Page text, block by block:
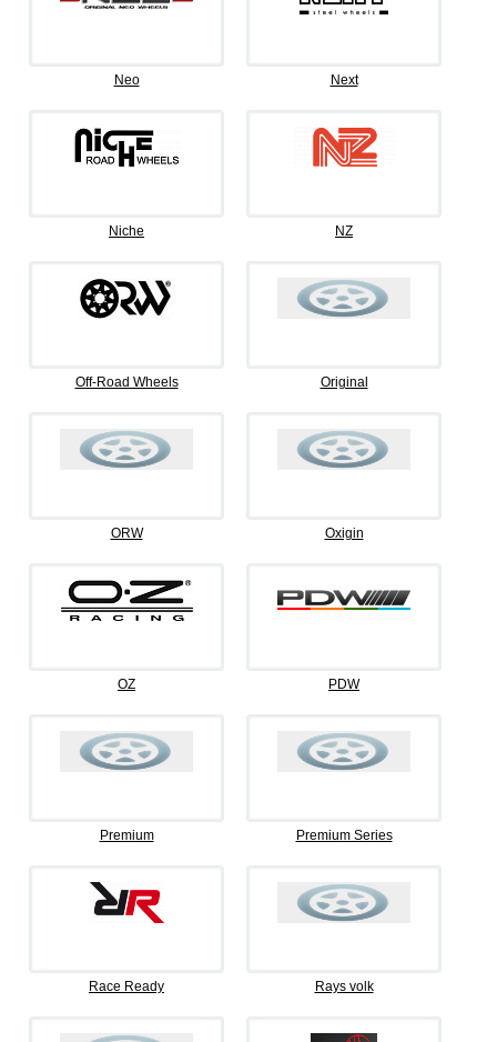
Neo Next
Niche NZ
Off-Road Wheels Original
ORW Oxigin
OZ PDW
Premium Premium Series
Race Ready Rays volk